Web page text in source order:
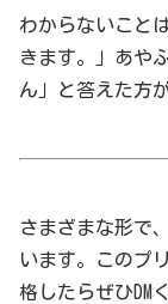
わからないこと
きます。」あや
ん」と答えた方
さまざまな形で
います。このプ
格したらぜひDM